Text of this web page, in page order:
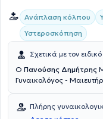
Ανάπλαση κόλπου
Υστεροσκόπηση
Σχετικά με τον ειδικό
Ο Πανούσης Δημήτρης
Γυναικολόγος -
Πανεπιστημίου Αθηνών
Πανεπιστημιακή Κλινική
Πλήρης